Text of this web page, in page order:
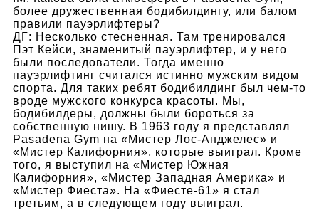
более дружественная бодибилдингу, или балом
правили пауэрлифтеры?
ДГ: Несколько стесненная. Там тренировался
Пэт Кейси, знаменитый пауэрлифтер, и у него
были последователи. Тогда именно
пауэрлифтинг считался истинно мужским видом
спорта. Для таких ребят бодибилдинг был чем-то
вроде мужского конкурса красоты. Мы,
бодибилдеры, должны были бороться за
собственную нишу. В 1963 году я представлял
Pasadena Gym на «Мистер Лос-Анджелес» и
«Мистер Калифорния», которые выиграл. Кроме
того, я выступил на «Мистер Южная
Калифорния», «Мистер Западная Америка» и
«Мистер Фиеста». На «Фиесте-61» я стал
третьим, а в следующем году выиграл.